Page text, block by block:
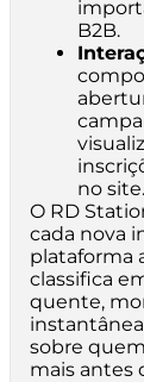
B2B.
no site.
O RD
cada nova
plataforma
classifica
quente,
sobre
mais antes